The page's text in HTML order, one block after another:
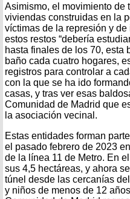
Asimismo, el movimiento de
viviendas construidas en la
víctimas de la represión y
estos restos “debería
hasta finales de los 70, esta
baño cada cuatro hogares,
registros para controlar a
con la que se ha ido
casas, y tras ver esas
Comunidad de Madrid que
la asociación vecinal.
Estas entidades forman
el pasado febrero de 2023
de la línea 11 de Metro. En
sus 4,5 hectáreas, y ahora
túnel desde las cercanías
y niños de menos de 12